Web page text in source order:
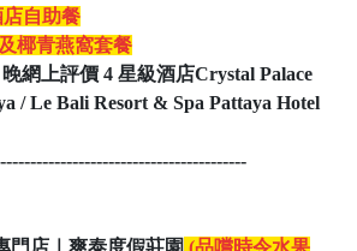
店自助餐
椰青燕窩套餐
網上評價 4 星級酒店Crystal Palace
/ Le Bali Resort & Spa Pattaya Hotel